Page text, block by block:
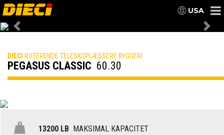
USA
Previous
DIECI ROTERENDE TELESKOPLÆSSERE BYGGERI
PEGASUS CLASSIC 60.30
13200 LB MAKSIMAL KAPACITET